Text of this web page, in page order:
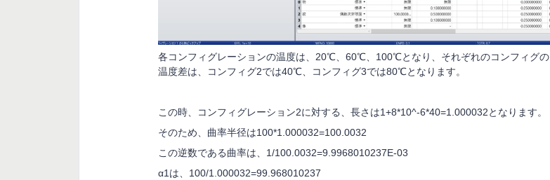
各コンフィグレーションの温度は、 20℃、 60℃、 100℃となり、それぞれのコンフィグの
温度差は、コンフィグ2では40℃、コンフィグ3では80℃となります。
この時、コンフィグレーション2に対する、長さは1+8*10^-6*40=1.000032となります。
そのため、曲率半径は100*1.000032=100.0032
この逆数である曲率は、 1/100.0032=9.9968010237E-03
α1 は、 100/1.000032=99.968010237